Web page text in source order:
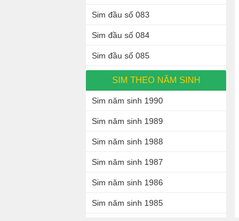
Sim đầu số 083
Sim đầu số 084
Sim đầu số 085
SIM THEO NĂM SINH
Sim năm sinh 1990
Sim năm sinh 1989
Sim năm sinh 1988
Sim năm sinh 1987
Sim năm sinh 1986
Sim năm sinh 1985